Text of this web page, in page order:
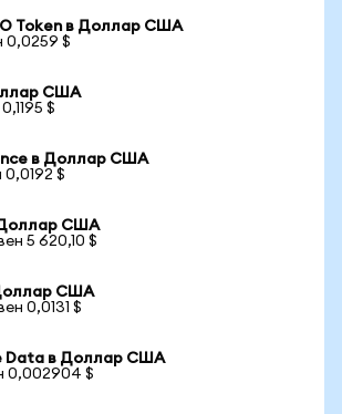
Token в Доллар США
0,0259 $
США
$
в Доллар США
0,0192 $
Доллар США
5 620,10 $
США
0,0131 $
Data в Доллар США
0,002904 $